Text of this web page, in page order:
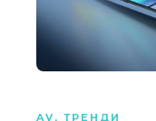
AV , ТРЕНДИ